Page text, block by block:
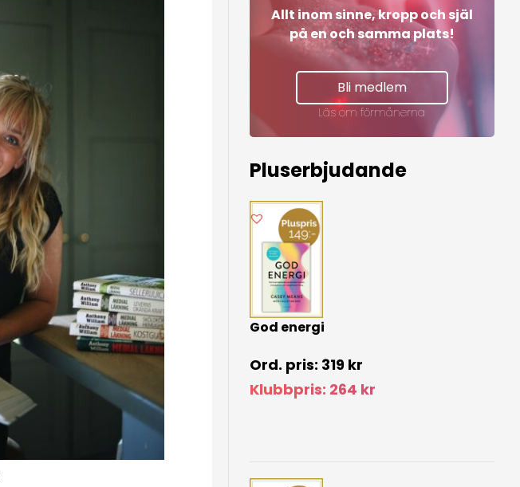
Allt inom sinne, kropp och själ
på en och samma plats!
Bli medlem
Läs om förmånerna
Pluserbjudande
God energi
319 kr
Klubbpris: 264 kr